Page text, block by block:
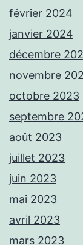
février 2024
janvier 2024
décembre
novembre
octobre 2023
septembre
août 2023
juillet 2023
juin 2023
mai 2023
avril 2023
mars 2023